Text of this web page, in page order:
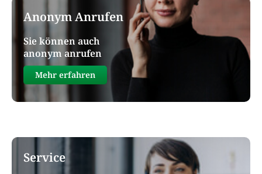
Anonym Anrufen
Sie können auch
anonym anrufen
Mehr erfahren
Service